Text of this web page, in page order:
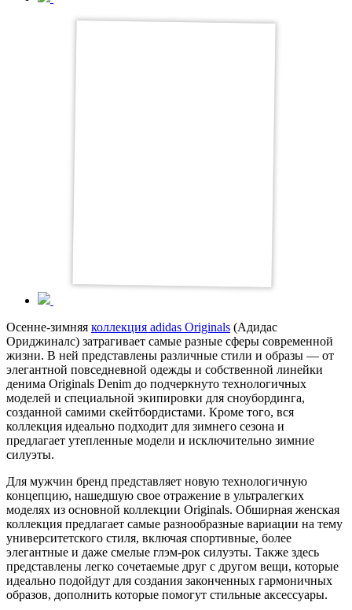
Осенне-зимняя коллекция adidas Originals (Адидас
Ориджиналс) затрагивает самые разные сферы современной
жизни. В ней представлены различные стили и образы — от
элегантной повседневной одежды и собственной линейки
денима Originals Denim до подчеркнуто технологичных
моделей и специальной экипировки для сноубординга,
созданной самими скейтбордистами. Кроме того, вся
коллекция идеально подходит для зимнего сезона и
предлагает утепленные модели и исключительно зимние
силуэты.
Для мужчин бренд представляет новую технологичную
концепцию, нашедшую свое отражение в ультралегких
моделях из основной коллекции Originals. Обширная женская
коллекция предлагает самые разнообразные вариации на тему
университетского стиля, включая спортивные, более
элегантные и даже смелые глэм-рок силуэты. Также здесь
представлены легко сочетаемые друг с другом вещи, которые
идеально подойдут для создания законченных гармоничных
образов, дополнить которые помогут стильные аксессуары.